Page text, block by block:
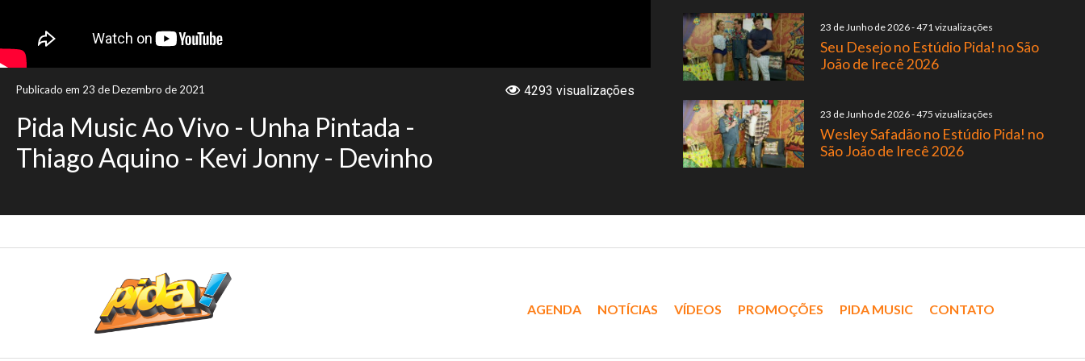
Publicado em 23 de Dezembro de 2021 4293 visualizações
Pida Music Ao Vivo - Unha Pintada -
Thiago Aquino - Kevi Jonny - Devinho
23 de Junho de 2026-471 vizualizações
Seu Desejo no Estúdio Pida! no São
João de Irecê 2026
23 de Junho de 2026-475 vizualizações
Wesley Safadão no Estúdio Pida! no
São João de Irecê 2026
AGENDA NOTÍCIAS VÍDEOS PROMOÇÕES PIDA MUSIC CONTATO